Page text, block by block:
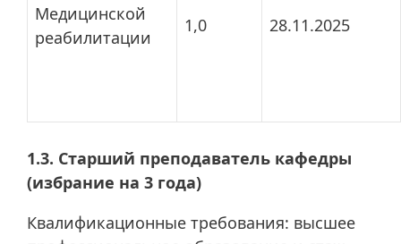
Медицинской
реабилитации
1,0 28.11.2025
1.3. Старший преподаватель кафедры
(избрание на 3 года)
Квалификационные требования: высшее